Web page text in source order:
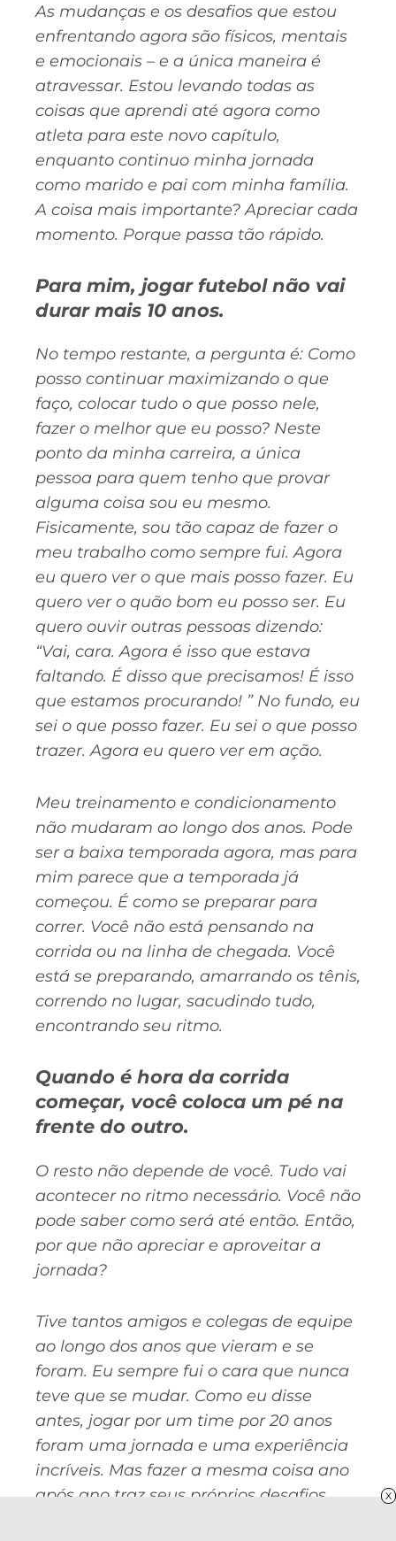
X
As mudanças e os desafios que estou
enfrentando agora são físicos, mentais
e emocionais – e a única maneira é
atravessar. Estou levando todas as
coisas que aprendi até agora como
atleta para este novo capítulo,
enquanto continuo minha jornada
como marido e pai com minha família.
A coisa mais importante? Apreciar cada
momento. Porque passa tão rápido.
Para mim, jogar futebol não vai
durar mais 10 anos.
No tempo restante, a pergunta é: Como
posso continuar maximizando o que
faço, colocar tudo o que posso nele,
fazer o melhor que eu posso? Neste
ponto da minha carreira, a única
pessoa para quem tenho que provar
alguma coisa sou eu mesmo.
Fisicamente, sou tão capaz de fazer o
meu trabalho como sempre fui. Agora
eu quero ver o que mais posso fazer. Eu
quero ver o quão bom eu posso ser. Eu
quero ouvir outras pessoas dizendo:
“Vai, cara. Agora é isso que estava
faltando. É disso que precisamos! É isso
que estamos procurando! ” No fundo, eu
sei o que posso fazer. Eu sei o que posso
trazer. Agora eu quero ver em ação.
Meu treinamento e condicionamento
não mudaram ao longo dos anos. Pode
ser a baixa temporada agora, mas para
mim parece que a temporada já
começou. É como se preparar para
correr. Você não está pensando na
corrida ou na linha de chegada. Você
está se preparando, amarrando os tênis,
correndo no lugar, sacudindo tudo,
encontrando seu ritmo.
Quando é hora da corrida
começar, você coloca um pé na
frente do outro.
O resto não depende de você. Tudo vai
acontecer no ritmo necessário. Você não
pode saber como será até então. Então,
por que não apreciar e aproveitar a
jornada?
Tive tantos amigos e colegas de equipe
ao longo dos anos que vieram e se
foram. Eu sempre fui o cara que nunca
teve que se mudar. Como eu disse
antes, jogar por um time por 20 anos
foram uma jornada e uma experiência
incríveis. Mas fazer a mesma coisa ano
após ano traz seus próprios desafios.